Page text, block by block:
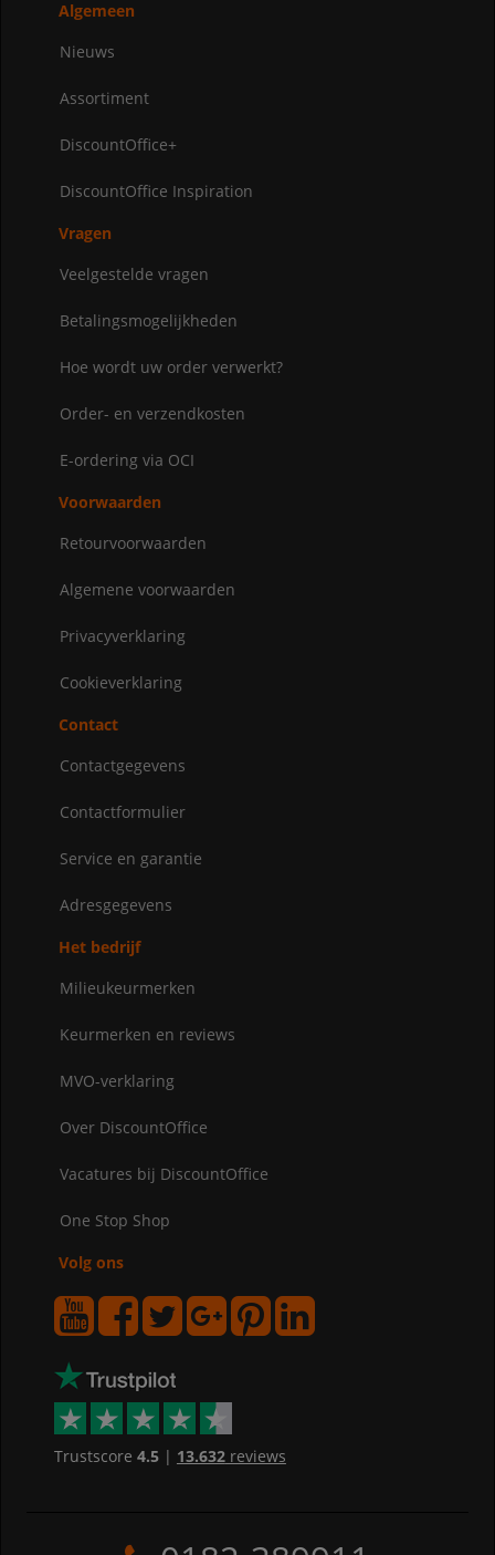
Algemeen
Nieuws
Assortiment
DiscountOffice+
DiscountOffice Inspiration
Vragen
Veelgestelde vragen
Betalingsmogelijkheden
Hoe wordt uw order verwerkt?
Order- en verzendkosten
E-ordering via OCI
Voorwaarden
Retourvoorwaarden
Algemene voorwaarden
Privacyverklaring
Cookieverklaring
Contact
Contactgegevens
Contactformulier
Service en garantie
Adresgegevens
Het bedrijf
Milieukeurmerken
Keurmerken en reviews
MVO-verklaring
Over DiscountOffice
Vacatures bij DiscountOffice
One Stop Shop
Volg ons
Trustscore 4.5| 13.632reviews